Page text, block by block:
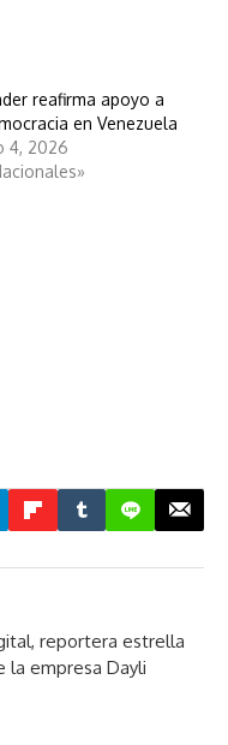
reafirma apoyo a
en Venezuela
4, 2026
reportera estrella
la empresa Dayli